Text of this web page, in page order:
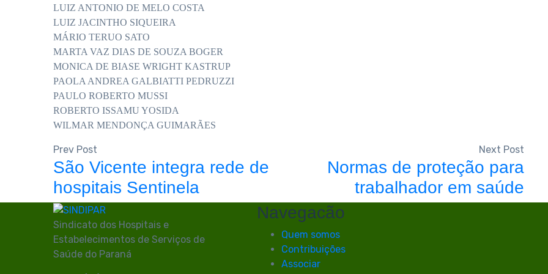
LUIZ ANTONIO DE MELO COSTA
LUIZ JACINTHO SIQUEIRA
MÁRIO TERUO SATO
MARTA VAZ DIAS DE SOUZA BOGER
MONICA DE BIASE WRIGHT KASTRUP
PAOLA ANDREA GALBIATTI PEDRUZZI
PAULO ROBERTO MUSSI
ROBERTO ISSAMU YOSIDA
WILMAR MENDONÇA GUIMARÃES
Prev Post
São Vicente integra rede de
hospitais Sentinela
Next Post
Normas de proteção para
trabalhador em saúde
Sindicato dos Hospitais e
Estabelecimentos de Serviços de
Saúde do Paraná
Navegacão
Quem somos
Contribuições
Associar